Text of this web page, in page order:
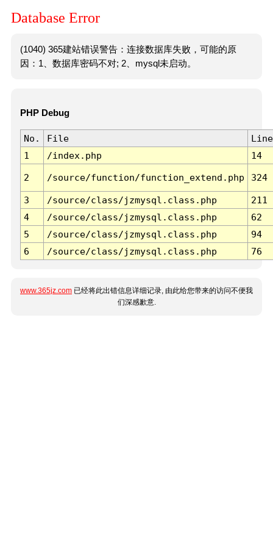
Database Error
(1040) 365建站错误警告：连接数据库失败，可能的原
因：1、数据库密码不对; 2、mysql未启动。
PHP Debug
No. File
Line
1
/index.php 14
2 /source/function/function_extend.php 324
3 /source/class/jzmysql.class.php
211
4
/source/class/jzmysql.class.php
62
5
/source/class/jzmysql.class.php
94
6
/source/class/jzmysql.class.php 76
www.365jz.com 已经将此出错信息详细记录, 由此给您带来的访问不便我
们深感歉意.